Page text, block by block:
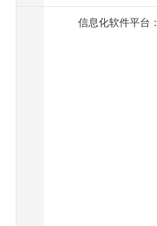
信息化软件平台：